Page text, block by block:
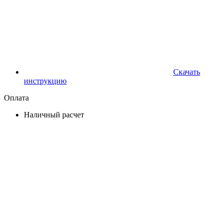
Скачать
инструкцию
Оплата
Наличный расчет